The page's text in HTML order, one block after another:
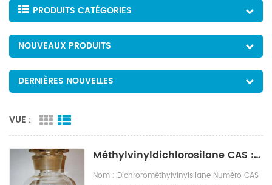
PRODUITS CATÉGORIES
NOUVEAUX PRODUITS
DERNIÈRES NOUVELLES
VUE :
Méthylvinyldichlorosilane CAS : 124-70-9 (VDCS)
Nom : Dichrorométhylvinylsilane Numéro CAS